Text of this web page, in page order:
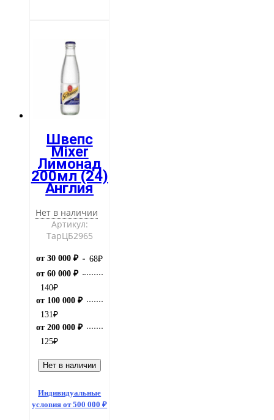
Швепс
Mixer
Лимонад
200мл (24)
Англия
Нет в наличии
Артикул:
ТарЦБ2965
от 30 000 ₽ 68₽
от 60 000 ₽
140₽
от 100 000 ₽
131 ₽
от 200 000 ₽
125₽
Нет в наличии
Индивидуальные
условия от 500 000 ₽